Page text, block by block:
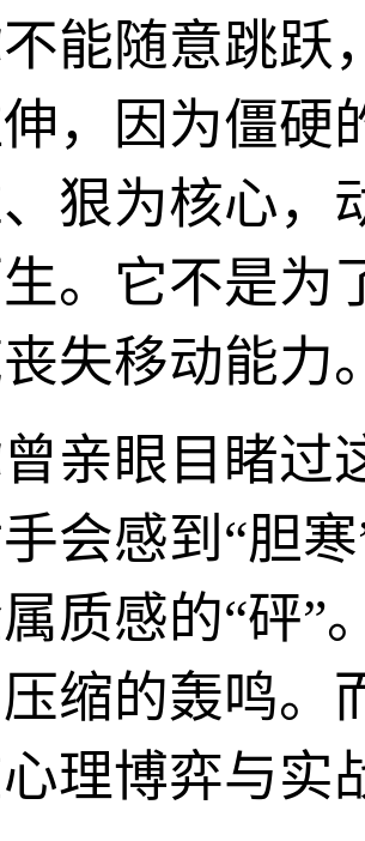
能随意跳跃
，因为僵硬
狠为核心，
。它不是为
失移动能力
亲眼目睹过
会感到“胆
质感的“砰”
缩的轰鸣。
理博弈与实